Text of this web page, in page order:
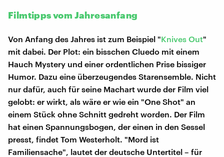
Filmtipps vom Jahresanfang
Von Anfang des Jahres ist zum Beispiel "Knives Out"
mit dabei. Der Plot: ein bisschen Cluedo mit einem
Hauch Mystery und einer ordentlichen Prise bissiger
Humor. Dazu eine überzeugendes Starensemble. Nicht
nur dafür, auch für seine Machart wurde der Film viel
gelobt: er wirkt, als wäre er wie ein "One Shot" an
einem Stück ohne Schnitt gedreht worden. Der Film
hat einen Spannungsbogen, der einen in den Sessel
presst, findet Tom Westerholt. "Mord ist
Familiensache", lautet der deutsche Untertitel – für